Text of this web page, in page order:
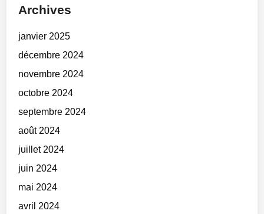
Archives
janvier 2025
décembre 2024
novembre 2024
octobre 2024
septembre 2024
août 2024
juillet 2024
juin 2024
mai 2024
avril 2024